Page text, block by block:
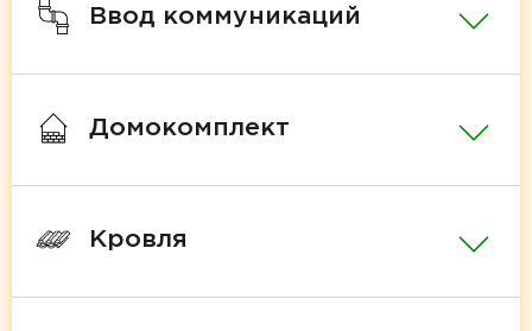
Ввод коммуникаций
Домокомплект
Кровля